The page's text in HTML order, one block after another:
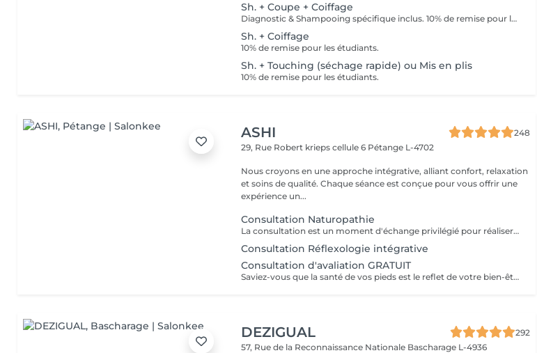
Sh. + Coupe + Coiffage
Diagnostic & Shampooing spécifique inclus. 10% de remise pour les étudiants (surr présentation d'un justificatif).
Sh. + Coiffage
10% de remise pour les étudiants.
Sh. + Touching (séchage rapide) ou Mis en plis
10% de remise pour les étudiants.
ASHI
248
29, Rue Robert krieps cellule 6 Pétange L-4702
Nous croyons en une approche intégrative, alliant confort, relaxation
et soins de qualité. Chaque séance est conçue pour vous offrir une
expérience un...
Consultation Naturopathie
La consultation est un moment d'échange privilégié pour réaliser ensemble un bilan complet et définir un protocole personnalisé. Notre temps est précieux, le vôtre aussi : nous vous remercions d'honorer ce rendez-vous.
Consultation Réflexologie intégrative
Consultation d'avaliation GRATUIT
Saviez-vous que la santé de vos pieds est le reflet de votre bien-être général ? En associant la pédicurie spécialisée à la réflexologie plantaire et aux thérapies intégratives, je vous propose un accompagnement sur mesure. Au-delà du soin technique des affections du pied, je vous aide à relâcher le stress et à retrouver une harmonie profonde entre le corps et l'esprit. Offrez à vos pieds l'attention qu'ils méritent.
DEZIGUAL
292
57, Rue de la Reconnaissance Nationale Bascharage L-4936